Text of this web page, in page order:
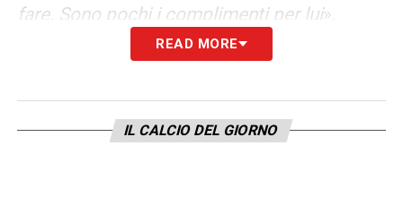
fare. Sono pochi i complimenti per lui».
READ MORE
IL CALCIO DEL GIORNO